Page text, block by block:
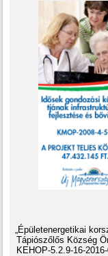
„Épületenergetikai
Tápiószőlős Község
KEHOP-5.2.9-16-